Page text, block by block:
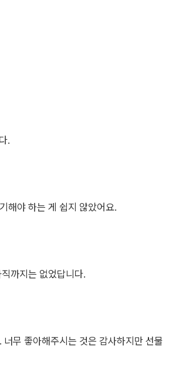
.
해야 하는 게 쉽지 않았어요.
까지는 없었답니다.
무 좋아해주시는 것은 감사하지만 선물